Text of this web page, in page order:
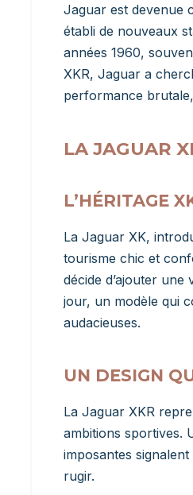
Jaguar est devenue
établi de nouveaux
années 1960,
XKR, Jaguar a
performance
LA JAGUAR
L’HÉRITAGE
La Jaguar XK,
tourisme chic et
décide d’ajouter une
jour, un modèle qui
audacieuses.
UN DESIGN
La Jaguar XKR
ambitions sportives.
imposantes signalent
rugir.